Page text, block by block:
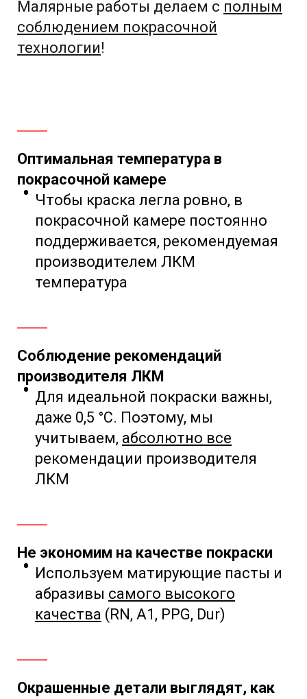
Малярные работы делаем с полным
соблюдением покрасочной
технологии!
Оптимальная температура в
покрасочной камере
Чтобы краска легла ровно, в
покрасочной камере постоянно
поддерживается, рекомендуемая
производителем ЛКМ
температура
Соблюдение рекомендаций
производителя ЛКМ
Для идеальной покраски важны,
даже 0,5 °С. Поэтому, мы
учитываем, абсолютно все
рекомендации производителя
ЛКМ
Не экономим на качестве покраски
Используем матирующие пасты и
абразивы самого высокого
качества (RN, A1, PPG, Dur)
Окрашенные детали выглядят, как